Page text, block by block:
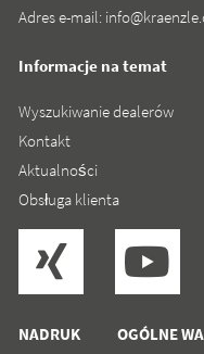
NADRUK OGÓLNE
Adres e-mail:
Informacje na temat
Wyszukiwanie dealerów
Kontakt
Aktualności
Obsługa klienta